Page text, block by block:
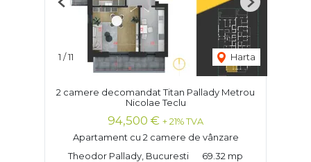
1 /11 Harta
Previous Next
2 camere decomandat Titan Pallady Metrou
Nicolae Teclu
94,500 € + 21% TVA
Apartament cu 2 camere de vânzare
Theodor Pallady, Bucuresti
69.32 mp